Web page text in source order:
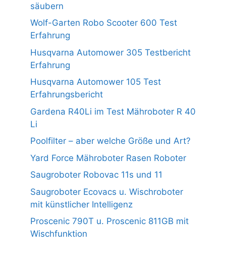
säubern
Wolf-Garten Robo Scooter 600 Test
Erfahrung
Husqvarna Automower 305 Testbericht
Erfahrung
Husqvarna Automower 105 Test
Erfahrungsbericht
Gardena R40Li im Test Mähroboter R 40
Li
Poolfilter – aber welche Größe und Art?
Yard Force Mähroboter Rasen Roboter
Saugroboter Robovac 11s und 11
Saugroboter Ecovacs u. Wischroboter
mit künstlicher Intelligenz
Proscenic 790T u. Proscenic 811GB mit
Wischfunktion